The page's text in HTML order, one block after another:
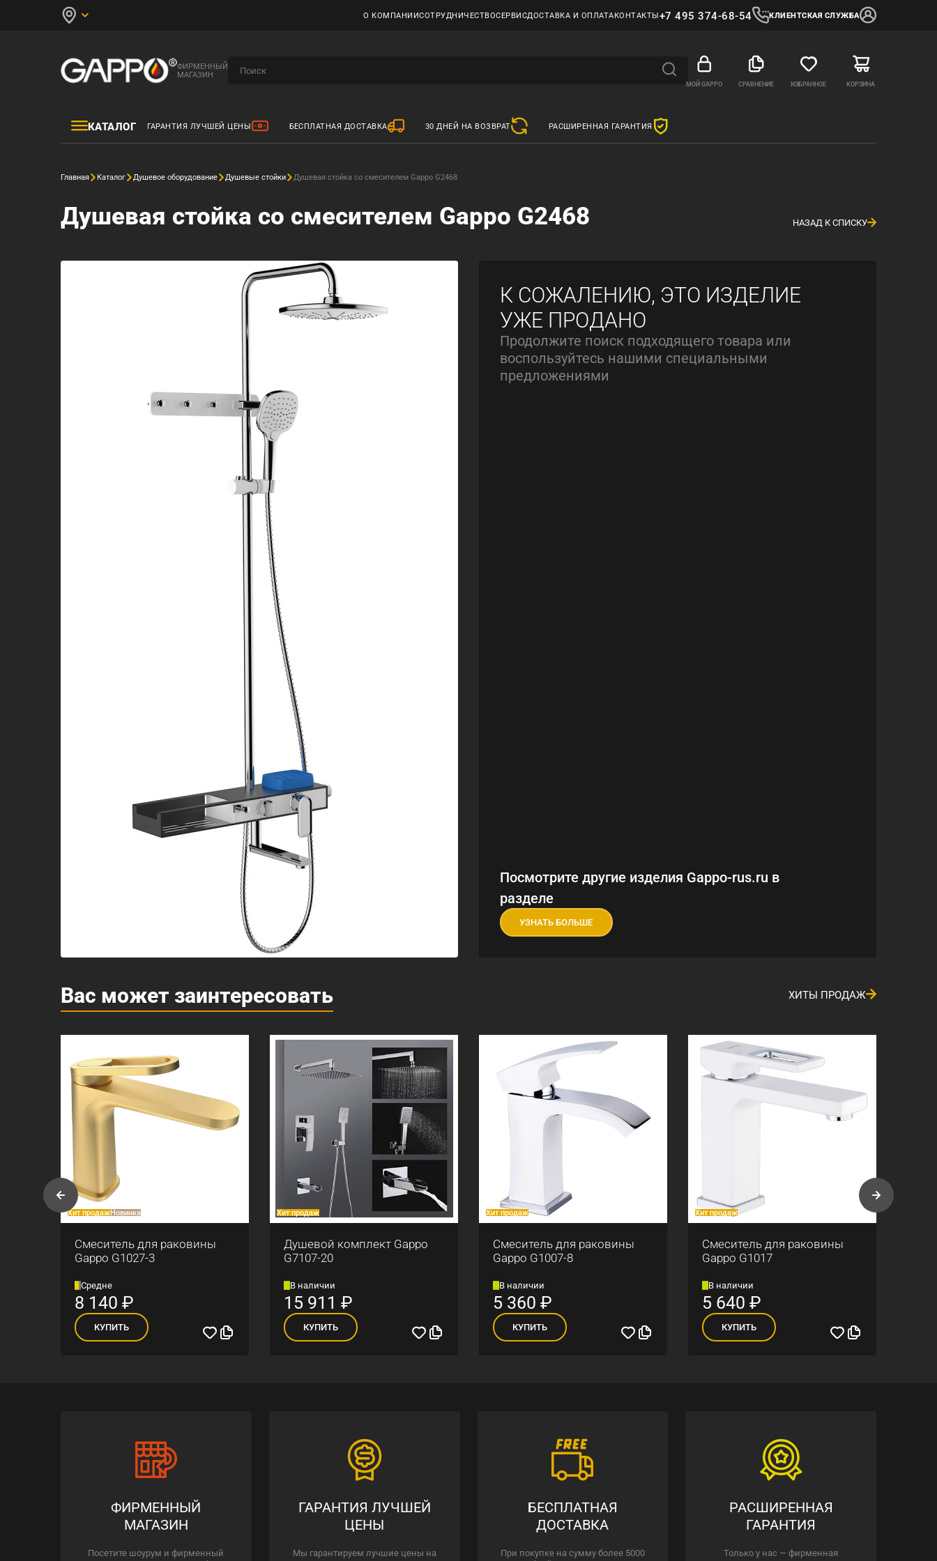
О КОМПАНИИСОТРУДНИЧЕСТВОСЕРВИСДОСТАВКА И ОПЛАТАКОНТАКТЫ+7 495 374-68-54 КЛИЕНТСКАЯ СЛУЖБА
ФИРМЕННЫЙ
МАГАЗИН
МОЙ GAPPO СРАВНЕНИЕ ИЗБРАННОЕ КОРЗИНА
КАТАЛОГ ГАРАНТИЯ ЛУЧШЕЙ ЦЕНЫ БЕСПЛАТНАЯ ДОСТАВКА 30 ДНЕЙ НА ВОЗВРАТ РАСШИРЕННАЯ ГАРАНТИЯ
Главная Каталог Душевое оборудование Душевые стойки Душевая стойка со смесителем Gappo G2468
Душевая стойка со смесителем Gappo G2468 НАЗАД К СПИСКУ
К СОЖАЛЕНИЮ, ЭТО ИЗДЕЛИЕ
УЖЕ ПРОДАНО
Продолжите поиск подходящего товара или
воспользуйтесь нашими специальными
предложениями
Посмотрите другие изделия Gappo-rus.ru в
разделе
УЗНАТЬ БОЛЬШЕ
Вас может заинтересовать ХИТЫ ПРОДАЖ
Хит продажНовинка
Смеситель для раковины
Gappo G1027-3
Средне
8 140 ₽
КУПИТЬ
Хит продаж
Душевой комплект Gappo
G7107-20
В наличии
15 911 ₽
КУПИТЬ
Хит продаж
Смеситель для раковины
Gappo G1007-8
В наличии
5 360 ₽
КУПИТЬ
Хит продаж
Смеситель для раковины
Gappo G1017
В наличии
5 640 ₽
КУПИТЬ
ФИРМЕННЫЙ
МАГАЗИН
Посетите шоурум и фирменный
ГАРАНТИЯ ЛУЧШЕЙ
ЦЕНЫ
Мы гарантируем лучшие цены на
БЕСПЛАТНАЯ
ДОСТАВКА
При покупке на сумму более 5000
РАСШИРЕННАЯ
ГАРАНТИЯ
Только у нас — фирменная